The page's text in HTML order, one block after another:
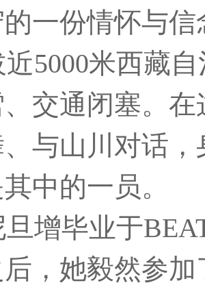
一份情怀与信
5000米西藏
交通闭塞。
与山川对话
中的一员。
旦增毕业于
，她毅然参